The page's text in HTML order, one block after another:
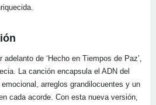
adelanto de ‘Hecho en Tiempos de Paz’,
La canción encapsula el ADN del
arreglos grandilocuentes y un
cada acorde. Con esta nueva versión,